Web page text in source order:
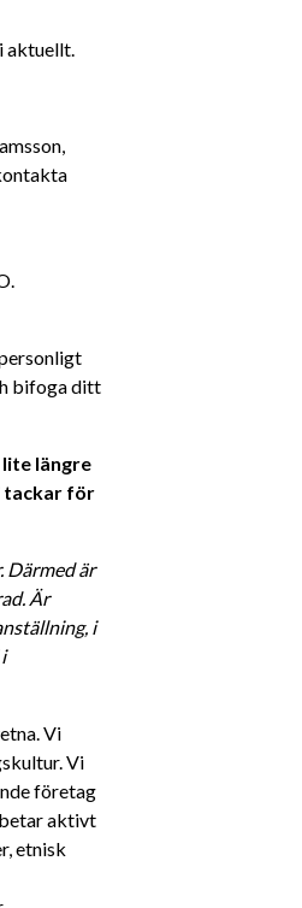
aktuellt.
bifoga ditt
längre
tackar för
Därmed är
Är
i
Vi
Vi
företag
aktivt
etnisk